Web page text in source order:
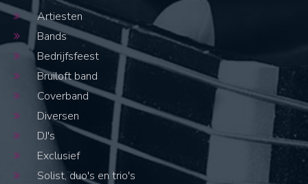
Artiesten
Bands
Bedrijfsfeest
Bruiloft band
Coverband
Diversen
DJ's
Exclusief
Solist, duo's en trio's